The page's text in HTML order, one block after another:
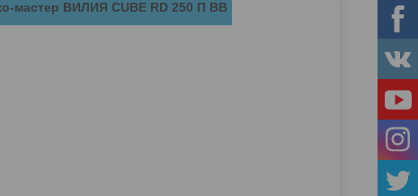
мастер ВИЛИЯ СUBE RD 250 П ВВ